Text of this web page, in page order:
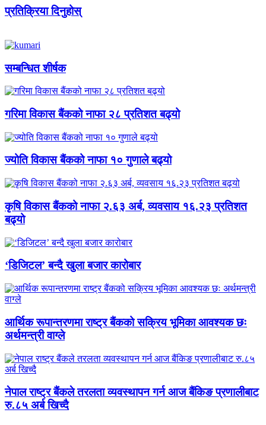
प्रतिक्रिया दिनुहोस्
सम्बन्धित शीर्षक
गरिमा विकास बैंकको नाफा २८ प्रतिशत बढ्यो
ज्योति विकास बैंकको नाफा १० गुणाले बढ्यो
कृषि विकास बैंकको नाफा २.६३ अर्ब, व्यवसाय १६.२३ प्रतिशत
बढ्यो
‘डिजिटल’ बन्दै खुला बजार कारोबार
आर्थिक रूपान्तरणमा राष्ट्र बैंकको सक्रिय भूमिका आवश्यक छः
अर्थमन्त्री वाग्ले
नेपाल राष्ट्र बैंकले तरलता व्यवस्थापन गर्न आज बैंकिङ प्रणालीबाट
रु.८५ अर्ब खिच्दै